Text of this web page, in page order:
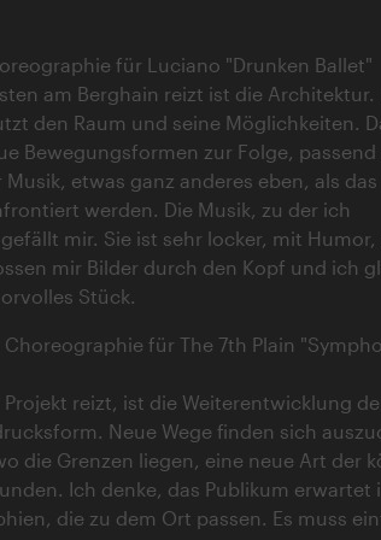
für Luciano "Drunken Ballet"
am Berghain reizt ist die Architektur.
den Raum und seine Möglichkeiten.
Bewegungsformen zur Folge, passend
etwas ganz anderes eben, als
werden. Die Musik, zu der ich
mir. Sie ist sehr locker, mit
mir Bilder durch den Kopf und ich
Stück.
für The 7th Plain
reizt, ist die Weiterentwicklung
Neue Wege finden sich
die Grenzen liegen, eine neue Art der
Ich denke, das Publikum erwartet
die zu dem Ort passen. Es muss